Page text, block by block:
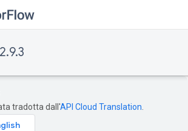
tradotta dall'API Cloud Translation